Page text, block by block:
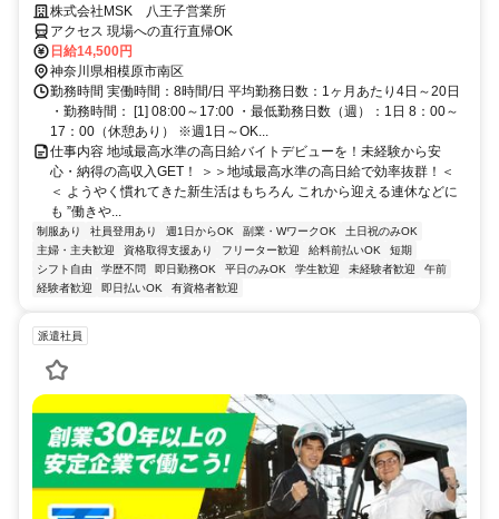
で警備員デビューをしませんか！【月収29万円可能！日払いもOK！】
勤務3日前迄シフト申請が可能です！週1日～・短期もOK！あなたのラ
イフスタイルに合わせてお仕事しませんか！未経験者大歓迎！年代幅広
く活躍しています。
株式会社MSK 八王子営業所
アクセス 現場への直行直帰OK
日給14,500円
神奈川県相模原市南区
勤務時間 実働時間：8時間/日 平均勤務日数：1ヶ月あたり4日～20日
・勤務時間： [1] 08:00～17:00 ・最低勤務日数（週）：1日 8：00～
17：00（休憩あり） ※週1日～OK...
仕事内容 地域最高水準の高日給バイトデビューを！未経験から安
心・納得の高収入GET！ ＞＞地域最高水準の高日給で効率抜群！＜
＜ ようやく慣れてきた新生活はもちろん これから迎える連休などに
も ”働きや...
制服あり 社員登用あり 週1日からOK 副業・WワークOK
土日祝のみOK
主婦・主夫歓迎
資格取得支援あり フリーター歓迎 給料前払いOK
短期
シフト自由
学歴不問 即日勤務OK 平日のみOK 学生歓迎 未経験者歓迎
午前
経験者歓迎
即日払いOK 有資格者歓迎
派遣社員